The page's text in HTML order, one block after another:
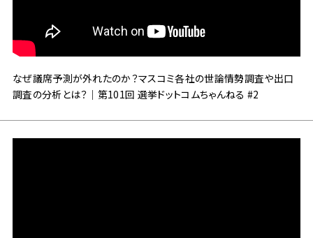
なぜ議席予測が外れたのか？マスコミ各社の世論情勢調査や出口
調査の分析とは？｜第101回 選挙ドットコムちゃんねる #2